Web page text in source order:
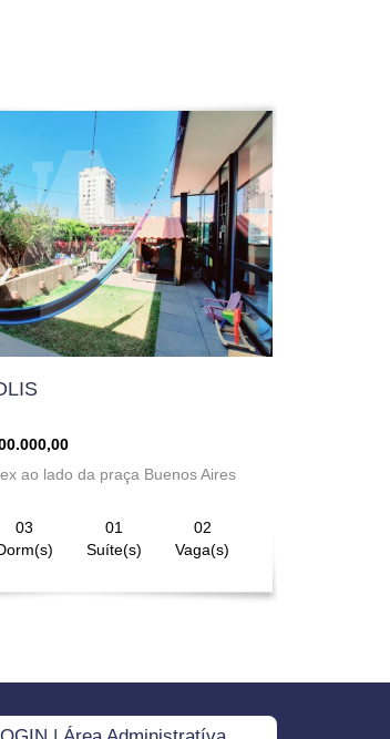
ao lado da praça Buenos Aires
03
01
Suíte(s)
02
Vaga(s)